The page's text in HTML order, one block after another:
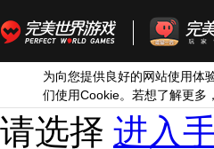
为向您提供良好的网站使用体
们使用Cookie。若想了解更多
请选择 进入